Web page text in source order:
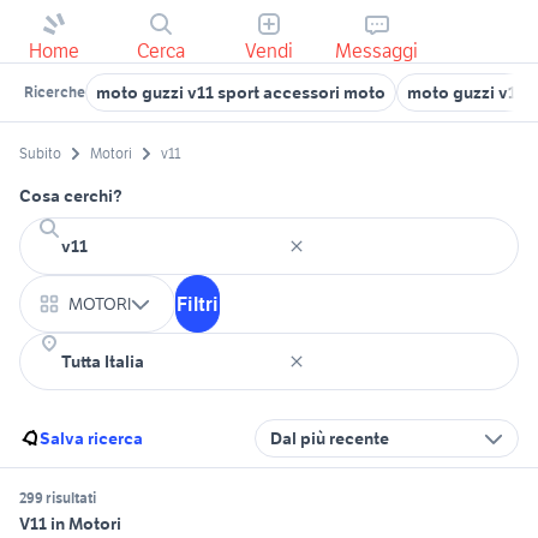
Home Cerca Vendi Messaggi
Ricerche moto guzzi v11 sport accessori moto moto guzzi v11
Subito Motori v11
Cosa cerchi?
MOTORI Filtri
Salva ricerca Dal più recente
299 risultati
V11 in Motori